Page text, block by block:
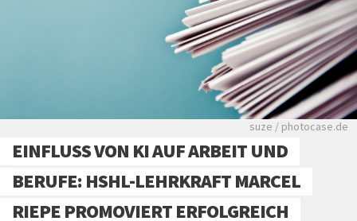
Viele Zeitungen.
suze / photocase.de
EINFLUSS VON KI AUF ARBEIT UND
BERUFE: HSHL-LEHRKRAFT MARCEL
RIEPE PROMOVIERT ERFOLGREICH